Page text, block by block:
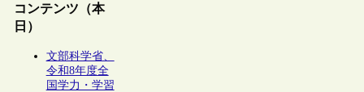
コンテンツ（本
日）
文部科学省、
令和8年度全
国学力・学習